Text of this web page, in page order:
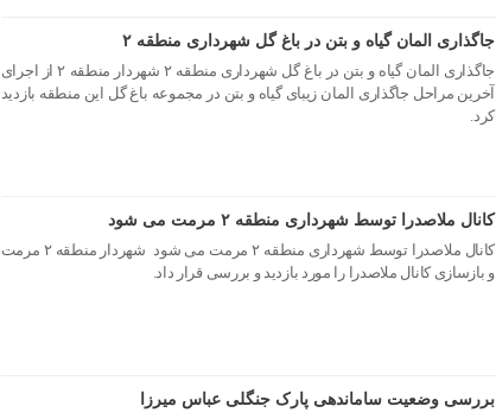
جاگذاری المان گیاه و بتن در باغ گل شهرداری منطقه ۲
جاگذاری المان گیاه و بتن در باغ گل شهرداری منطقه ۲ شهردار منطقه ۲ از اجرای
آخرین مراحل جاگذاری المان زیبای گیاه و بتن در مجموعه باغ گل این منطقه بازدید
کرد.
کانال ملاصدرا توسط شهرداری منطقه ۲ مرمت می شود
کانال ملاصدرا توسط شهرداری منطقه ۲ مرمت می شود شهردار منطقه ۲ مرمت
و بازسازی کانال ملاصدرا را مورد بازدید و بررسی قرار داد.
بررسی وضعیت ساماندهی پارک جنگلی عباس میرزا